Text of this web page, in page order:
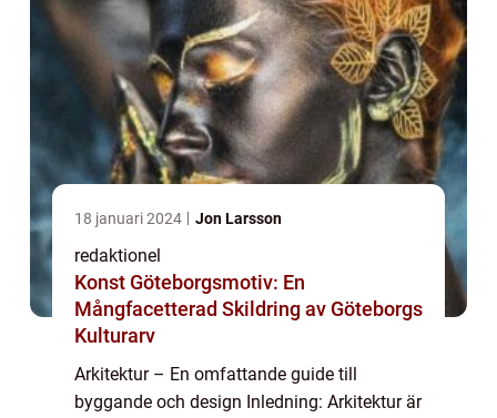
18 januari 2024 Jon Larsson
redaktionel
Konst Göteborgsmotiv: En
Mångfacetterad Skildring av Göteborgs
Kulturarv
Arkitektur – En omfattande guide till
byggande och design Inledning: Arkitektur är